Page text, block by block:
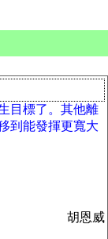
目標了。其他離
到能發揮更寬大
胡恩威